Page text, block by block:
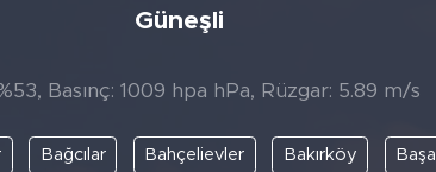
Güneşli
Basınç: 1009 hpa hPa, Rüzgar: 5.89 m/s
Bağcılar Bahçelievler Bakırköy